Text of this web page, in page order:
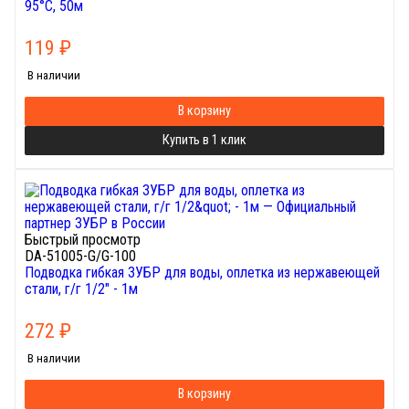
95°С, 50м
119 ₽
В наличии
В корзину
Купить в 1 клик
Быстрый просмотр
DA-51005-G/G-100
Подводка гибкая ЗУБР для воды, оплетка из нержавеющей
стали, г/г 1/2" - 1м
272 ₽
В наличии
В корзину